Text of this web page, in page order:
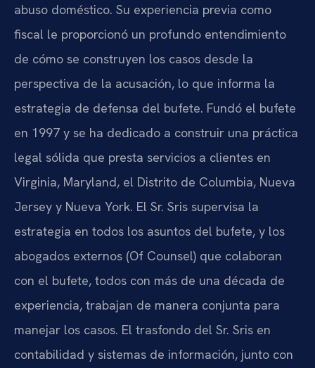
abuso doméstico. Su experiencia previa como
fiscal le proporcionó un profundo entendimiento
de cómo se construyen los casos desde la
perspectiva de la acusación, lo que informa la
estrategia de defensa del bufete. Fundó el bufete
en 1997 y se ha dedicado a construir una práctica
legal sólida que presta servicios a clientes en
Virginia, Maryland, el Distrito de Columbia, Nueva
Jersey y Nueva York. El Sr. Sris supervisa la
estrategia en todos los asuntos del bufete, y los
abogados externos (Of Counsel) que colaboran
con el bufete, todos con más de una década de
experiencia, trabajan de manera conjunta para
manejar los casos. El trasfondo del Sr. Sris en
contabilidad y sistemas de información, junto con